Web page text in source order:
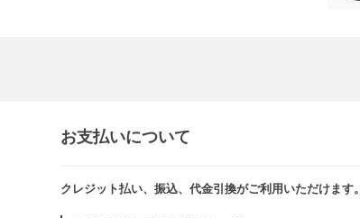
お支払いについて
クレジット払い、振込、代金引換がご利用いただけます。​​